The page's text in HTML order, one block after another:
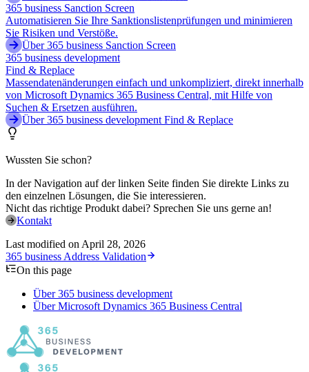
365 business Sanction Screen
Automatisieren Sie Ihre Sanktionslistenprüfungen und minimieren
Sie Risiken und Verstöße.
Über 365 business Sanction Screen
365 business development
Find & Replace
Massendatenänderungen einfach und unkompliziert, direkt innerhalb
von Microsoft Dynamics 365 Business Central, mit Hilfe von
Suchen & Ersetzen ausführen.
Über 365 business development Find & Replace
Wussten Sie schon?
In der Navigation auf der linken Seite finden Sie direkte Links zu
den einzelnen Lösungen, die Sie interessieren.
Nicht das richtige Produkt dabei? Sprechen Sie uns gerne an!
Kontakt
Last modified on April 28, 2026
365 business Address Validation
On this page
Über 365 business development
Über Microsoft Dynamics 365 Business Central